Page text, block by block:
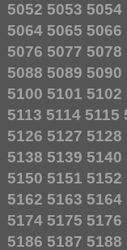
5052 5053 5054
5064 5065 5066
5076 5077 5078
5088 5089 5090
5100 5101 5102
5113 5114 5115
5126 5127 5128
5138 5139 5140
5150 5151 5152
5162 5163 5164
5174 5175 5176
5186 5187 5188